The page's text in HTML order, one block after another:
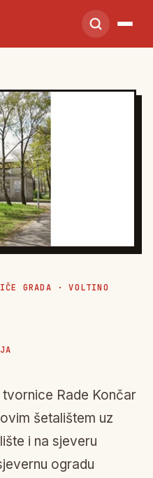
GRADA ·VOLTINO
Rade Končar
šetalištem uz
i na sjeveru
ogradu